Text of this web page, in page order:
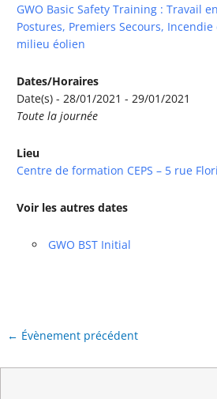
GWO Basic Safety Training : Travail
Postures, Premiers Secours,
milieu éolien
Dates/Horaires
Date(s) - 28/01/2021 - 29/01/2021
Toute la journée
Lieu
Centre de formation CEPS – 5 rue
Voir les autres dates
GWO BST Initial
← Évènement précédent